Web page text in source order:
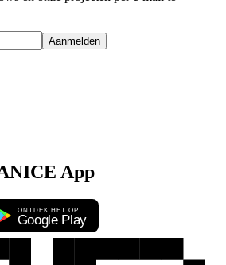
Aanmelden
App